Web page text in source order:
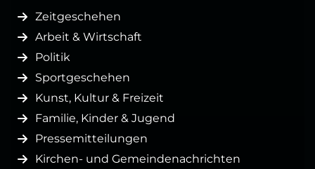
Zeitgeschehen
Arbeit & Wirtschaft
Politik
Sportgeschehen
Kunst, Kultur & Freizeit
Familie, Kinder & Jugend
Pressemitteilungen
Kirchen- und Gemeindenachrichten